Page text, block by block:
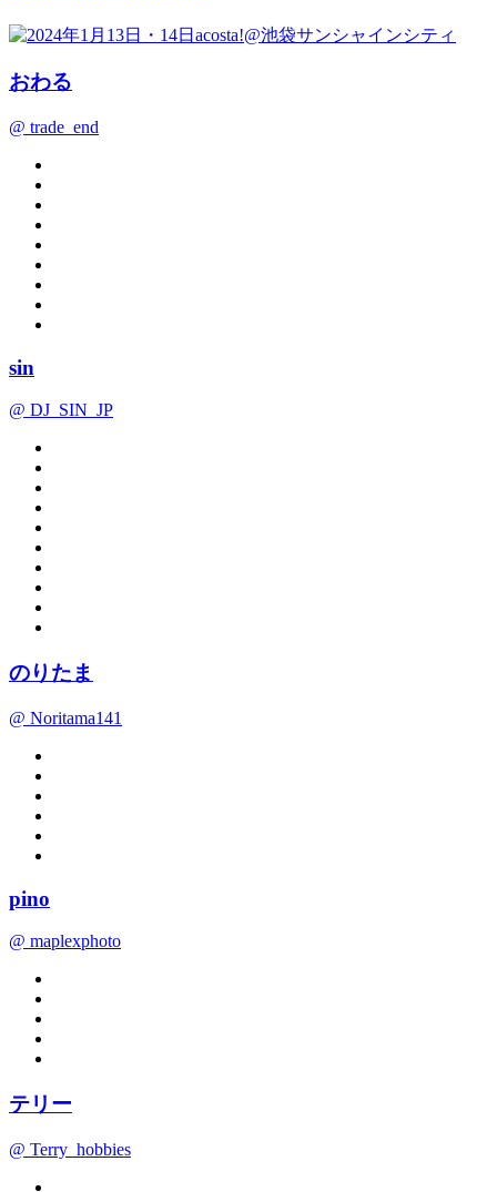
おわる
@ trade_end
sin
@ DJ_SIN_JP
のりたま
@ Noritama141
pino
@ maplexphoto
テリー
@ Terry_hobbies